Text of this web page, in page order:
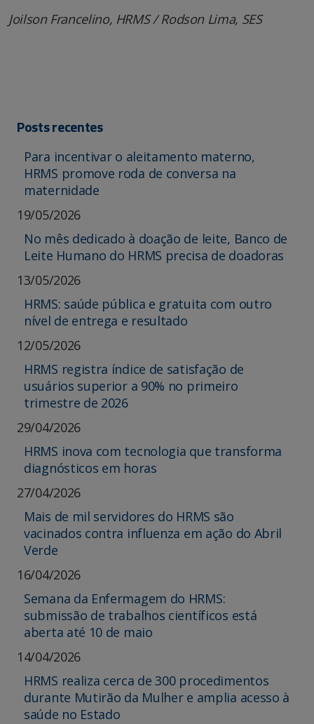
Joilson Francelino, HRMS / Rodson Lima, SES
Posts recentes
Para incentivar o aleitamento materno,
HRMS promove roda de conversa na
maternidade
19/05/2026
No mês dedicado à doação de leite, Banco de
Leite Humano do HRMS precisa de doadoras
13/05/2026
HRMS: saúde pública e gratuita com outro
nível de entrega e resultado
12/05/2026
HRMS registra índice de satisfação de
usuários superior a 90% no primeiro
trimestre de 2026
29/04/2026
HRMS inova com tecnologia que transforma
diagnósticos em horas
27/04/2026
Mais de mil servidores do HRMS são
vacinados contra influenza em ação do Abril
Verde
16/04/2026
Semana da Enfermagem do HRMS:
submissão de trabalhos científicos está
aberta até 10 de maio
14/04/2026
HRMS realiza cerca de 300 procedimentos
durante Mutirão da Mulher e amplia acesso à
saúde no Estado